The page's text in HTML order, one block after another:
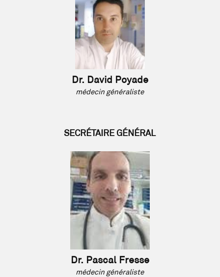
Dr. David Poyade
médecin généraliste
SECRÉTAIRE GÉNÉRAL
Dr. Pascal Fresse
médecin généraliste